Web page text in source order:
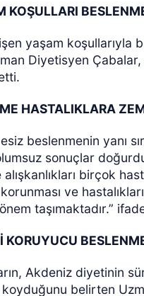
KOŞULLARI
yaşam koşullarıyla
Diyetisyen
HASTALIKLARA
beslenmenin yanı
sonuçlar
alışkanlıkları birçok
ve
taşımaktadır.”
KORUYUCU
Akdeniz diyetinin
belirten